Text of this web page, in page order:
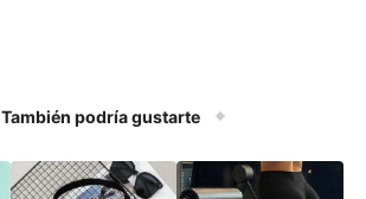
También podría gustarte